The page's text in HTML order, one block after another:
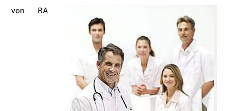
von RA